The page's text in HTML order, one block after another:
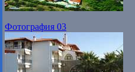
Фотография 03